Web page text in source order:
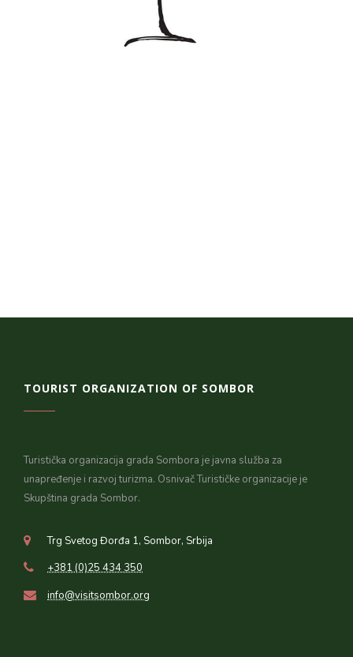
TOURIST ORGANIZATION OF SOMBOR
Turistička organizacija grada Sombora je javna služba za
unapređenje i razvoj turizma. Osnivač Turističke organizacije je
Skupština grada Sombor.
Trg Svetog Đorđa 1, Sombor, Srbija
+381 (0)25 434 350
info@visitsombor.org